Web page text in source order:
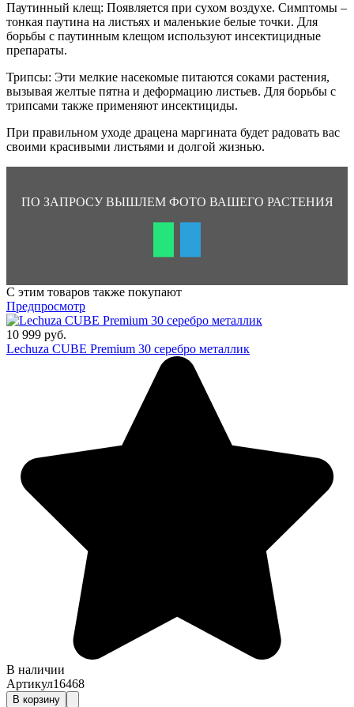
Паутинный клещ: Появляется при сухом воздухе. Симптомы –
тонкая паутина на листьях и маленькие белые точки. Для
борьбы с паутинным клещом используют инсектицидные
препараты.
Трипсы: Эти мелкие насекомые питаются соками растения,
вызывая желтые пятна и деформацию листьев. Для борьбы с
трипсами также применяют инсектициды.
При правильном уходе драцена маргината будет радовать вас
своими красивыми листьями и долгой жизнью.
ПО ЗАПРОСУ ВЫШЛЕМ ФОТО ВАШЕГО РАСТЕНИЯ
С этим товаров также покупают
Предпросмотр
10 999 руб.
Lechuza CUBE Premium 30 серебрo металлик
В наличии
Артикул16468
В корзину